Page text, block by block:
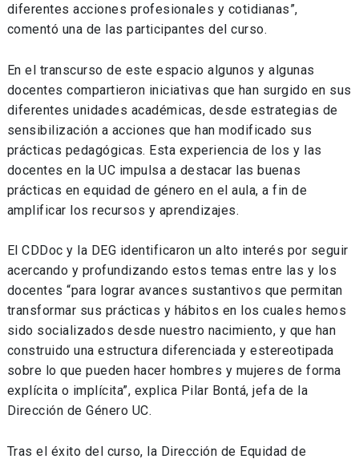
diferentes acciones profesionales y cotidianas”,
comentó una de las participantes del curso.
En el transcurso de este espacio algunos y algunas
docentes compartieron iniciativas que han surgido en sus
diferentes unidades académicas, desde estrategias de
sensibilización a acciones que han modificado sus
prácticas pedagógicas. Esta experiencia de los y las
docentes en la UC impulsa a destacar las buenas
prácticas en equidad de género en el aula, a fin de
amplificar los recursos y aprendizajes.
El CDDoc y la DEG identificaron un alto interés por seguir
acercando y profundizando estos temas entre las y los
docentes “para lograr avances sustantivos que permitan
transformar sus prácticas y hábitos en los cuales hemos
sido socializados desde nuestro nacimiento, y que han
construido una estructura diferenciada y estereotipada
sobre lo que pueden hacer hombres y mujeres de forma
explícita o implícita”, explica Pilar Bontá, jefa de la
Dirección de Género UC.
Tras el éxito del curso, la Dirección de Equidad de